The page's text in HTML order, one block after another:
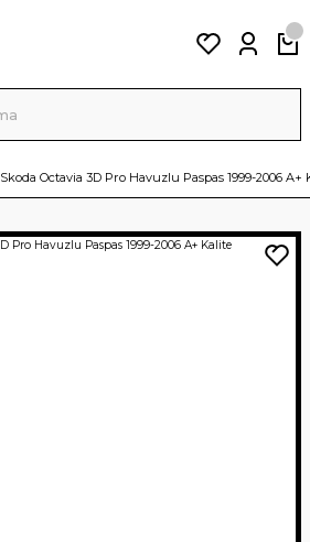
Skoda Octavia 3D Pro Havuzlu Paspas 1999-2006 A+